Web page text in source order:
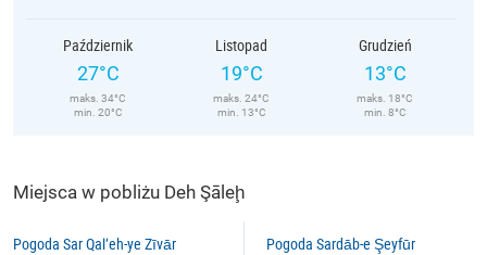
Październik
27°C
maks. 34°C
min. 20°C
Listopad
19°C
maks. 24°C
min. 13°C
Grudzień
13°C
maks. 18°C
min. 8°C
Miejsca w pobliżu Deh Şāleḩ
Pogoda Sar Qal‘eh-ye Zīvār Pogoda Sardāb-e Şeyfūr